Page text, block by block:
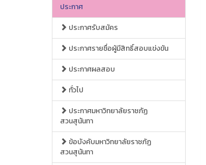
ประกาศ
ประกาศรับสมัคร
ประกาศรายชื่อผู้มีสิทธิ์สอบแข่งขัน
ประกาศผลสอบ
ทั่วไป
ประกาศมหาวิทยาลัยราชภัฏ
สวนสุนันทา
ข้อบังคับมหาวิทยาลัยราชภัฏ
สวนสุนันทา